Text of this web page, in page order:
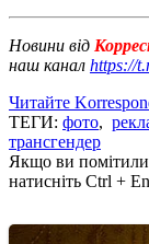
Новини від
наш канал https://
Читайте
ТЕГИ: фото,
трансгендер
Якщо ви помітили
натисніть Ctrl +